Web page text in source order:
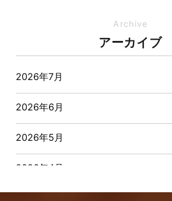
オーナー様からの質問
おすすめ物件
お客様インタビュー
お客様の声
Archive
アーカイブ
2026年7月
2026年6月
2026年5月
2026年4月